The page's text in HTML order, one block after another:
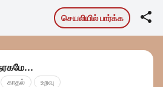
செயலியில் பார்க்க 
காதல் உறவு